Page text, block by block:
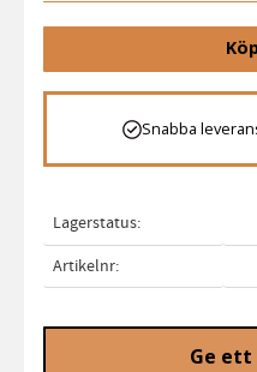
Snabba
Lagerstatus
Artikelnr
Ge ett